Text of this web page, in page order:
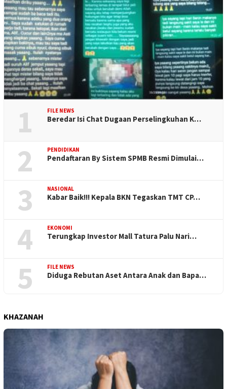
1 FILE NEWS
Beredar Isi Chat Dugaan Perselingkuhan K…
2 PENDIDIKAN
Pendaftaran By Sistem SPMB Resmi Dimulai…
3 NASIONAL
Kabar Baik!!! Kepala BKN Tegaskan TMT CP…
4 EKONOMI
Terungkap Investor Mall Tatura Palu Nari…
5 FILE NEWS
Diduga Rebutan Aset Antara Anak dan Bapa…
KHAZANAH